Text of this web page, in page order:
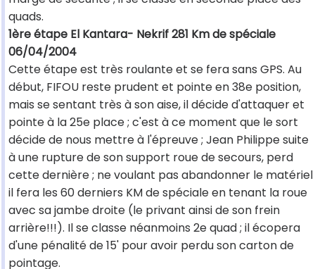
quads.
1ère étape El Kantara- Nekrif 281 Km de spéciale
06/04/2004
Cette étape est très roulante et se fera sans GPS. Au
début, FIFOU reste prudent et pointe en 38e position,
mais se sentant très à son aise, il décide d'attaquer et
pointe à la 25e place ; c'est à ce moment que le sort
décide de nous mettre à l'épreuve ; Jean Philippe suite
à une rupture de son support roue de secours, perd
cette dernière ; ne voulant pas abandonner le matériel
il fera les 60 derniers KM de spéciale en tenant la roue
avec sa jambe droite (le privant ainsi de son frein
arrière!!!). Il se classe néanmoins 2e quad ; il écopera
d'une pénalité de 15' pour avoir perdu son carton de
pointage.